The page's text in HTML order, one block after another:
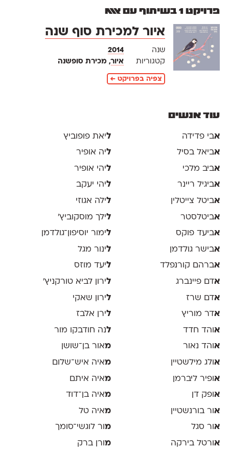
פרויקט 1 בשיתוף עם אאא
איור למכירת סוף שנה
שנה
2014
קטגוריות
איור, מכירת סופשנה
צפיה בפרויקט ←
עוד אנשים
אבי פדידה
אביאל בסיל
אביב מלכי
אביגיל ריינר
אביטל צייטלין
אביטלסטר
אביעד פוקס
אבישר גולדמן
אברהם קורנפלד
אדם פיינברג
אדם שרז
אדר מוריץ
אוהד חדד
אוהד נאור
אולג מילשטיין
אופיר ליברמן
אופק דן
אור בורנשטיין
אור סגל
אורטל בירקה
ליאת פופוביץ
ליה אופיר
ליהי אופיר
ליהי יעקב
לילה אגוזי
לילך מוסקוביץ'
לימור יוסיפון־גולדמן
לינור מגל
ליעד מוזס
לירון לביא טורקניץ׳
לירון שאקי
לירן אלבז
לנה חודבקו מור
מאור בן־שושן
מאיה איש־שלום
מאיה איתם
מאיה בן־דוד
מאיה טל
מור לוגשי־סומך
מ ורן ברק